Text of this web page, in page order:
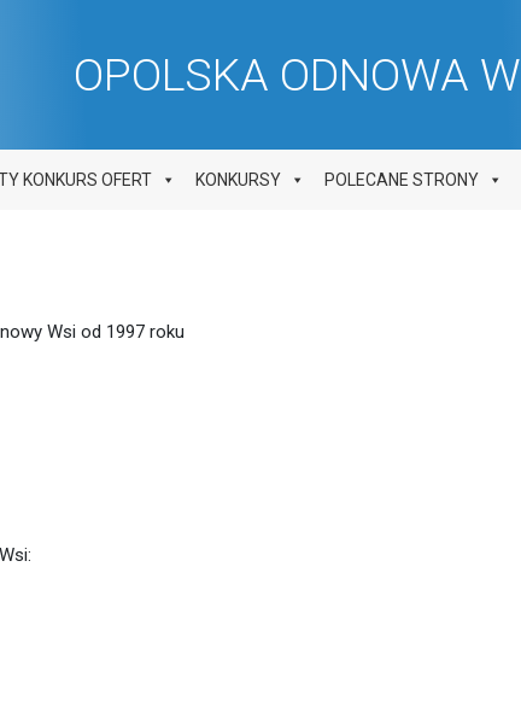
OPOLSKA ODNOWA
KONKURS OFERT KONKURSY POLECANE STRONY
Wsi od 1997 roku